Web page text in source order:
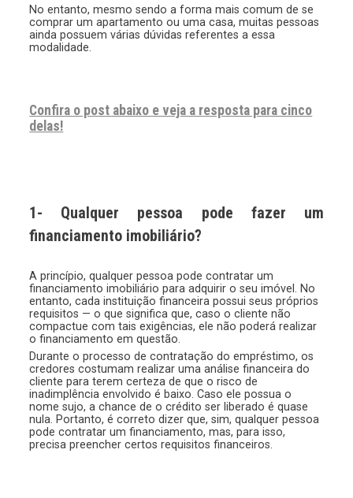
No entanto, mesmo sendo a forma mais comum de se
comprar um apartamento ou uma casa, muitas pessoas
ainda possuem várias dúvidas referentes a essa
modalidade.
Confira o post abaixo e veja a resposta para cinco
delas!
1- Qualquer pessoa pode fazer um
financiamento imobiliário?
A princípio, qualquer pessoa pode contratar um
financiamento imobiliário para adquirir o seu imóvel. No
entanto, cada instituição financeira possui seus próprios
requisitos — o que significa que, caso o cliente não
compactue com tais exigências, ele não poderá realizar
o financiamento em questão.
Durante o processo de contratação do empréstimo, os
credores costumam realizar uma análise financeira do
cliente para terem certeza de que o risco de
inadimplência envolvido é baixo. Caso ele possua o
nome sujo, a chance de o crédito ser liberado é quase
nula. Portanto, é correto dizer que, sim, qualquer pessoa
pode contratar um financiamento, mas, para isso,
precisa preencher certos requisitos financeiros.